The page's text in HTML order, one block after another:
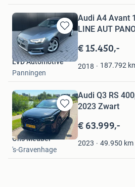
Bewaren
in
Mijn
Favorieten
Audi A4 Avant
LINE AUT
€ 15.450,-
2018 187.792
LVD Automotive
Panningen
Bewaren
in
Mijn
Favorieten
Audi Q3 RS
2023 Zwart
€ 63.999,-
2023 49.950 km
Ons Meubel
's-Gravenhage